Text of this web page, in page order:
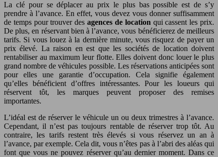
La clé pour se déplacer au prix le plus bas possible est de s’y
prendre à l’avance. En effet, vous devez vous donner suffisamment
de temps pour trouver des agences de location qui cassent les prix.
De plus, en réservant bien à l’avance, vous bénéficierez de meilleurs
tarifs. Si vous louez à la dernière minute, vous risquez de payer un
prix élevé. La raison en est que les sociétés de location doivent
rentabiliser au maximum leur flotte. Elles doivent donc louer le plus
grand nombre de véhicules possible. Les réservations anticipées sont
pour elles une garantie d’occupation. Cela signifie également
qu’elles bénéficient d’offres intéressantes. Pour les loueurs qui
réservent tôt, les marques peuvent proposer des remises
importantes.
L’idéal est de réserver le véhicule un ou deux trimestres à l’avance.
Cependant, il n’est pas toujours rentable de réserver trop tôt. Au
contraire, les tarifs restent très élevés si vous réservez un an à
l’avance, par exemple. Cela dit, vous n’êtes pas à l’abri des aléas qui
font que vous ne pouvez réserver qu’au dernier moment. Dans ce